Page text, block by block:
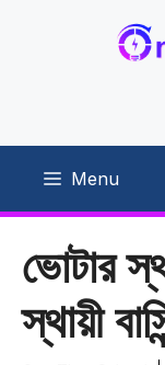
Menu
ভোটার
স্থায়ী